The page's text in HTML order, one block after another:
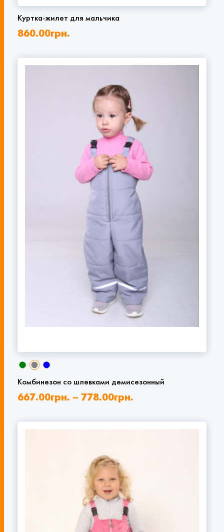
Куртка-жилет для мальчика
860.00грн.
Комбинезон со шлевками демисезонный
667.00грн. – 778.00грн.